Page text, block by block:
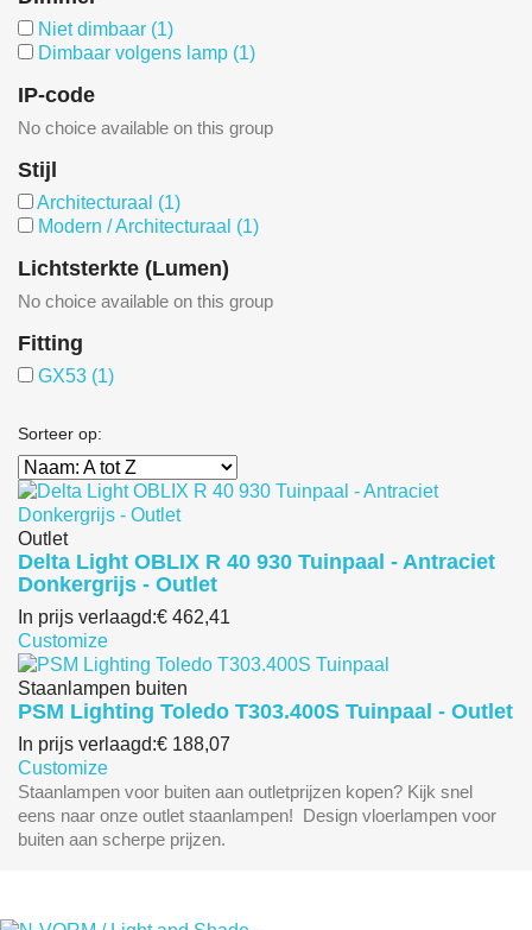
Niet dimbaar (1)
Dimbaar volgens lamp (1)
IP-code
No choice available on this group
Stijl
Architecturaal (1)
Modern / Architecturaal (1)
Lichtsterkte (Lumen)
No choice available on this group
Fitting
GX53 (1)
Sorteer op:
Outlet
Delta Light OBLIX R 40 930 Tuinpaal - Antraciet
Donkergrijs - Outlet
In prijs verlaagd:€ 462,41
Customize
Staanlampen buiten
PSM Lighting Toledo T303.400S Tuinpaal - Outlet
In prijs verlaagd:€ 188,07
Customize
Staanlampen voor buiten aan outletprijzen kopen? Kijk snel
eens naar onze outlet staanlampen! Design vloerlampen voor
buiten aan scherpe prijzen.